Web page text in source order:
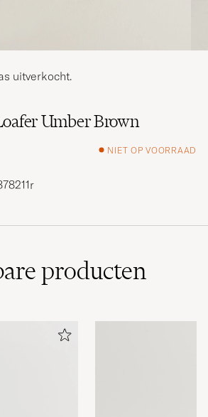
Umber Brown
NIET OP VOORRAAD
uitverkocht.
producten